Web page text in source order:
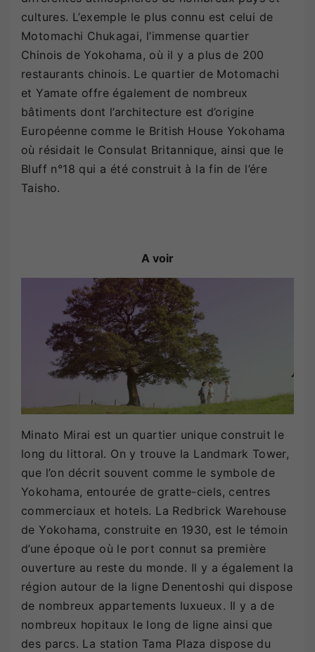
cultures. L’exemple le plus connu est celui de
Motomachi Chukagai, l’immense quartier
Chinois de Yokohama, où il y a plus de 200
restaurants chinois. Le quartier de Motomachi
et Yamate offre également de nombreux
bâtiments dont l’architecture est d’origine
Européenne comme le British House Yokohama
où résidait le Consulat Britannique, ainsi que le
Bluff n°18 qui a été construit à la fin de l’ére
Taisho.
A voir
Minato Mirai est un quartier unique construit le
long du littoral. On y trouve la Landmark Tower,
que l’on décrit souvent comme le symbole de
Yokohama, entourée de gratte-ciels, centres
commerciaux et hotels. La Redbrick Warehouse
de Yokohama, construite en 1930, est le témoin
d’une époque où le port connut sa première
ouverture au reste du monde. Il y a également la
région autour de la ligne Denentoshi qui dispose
de nombreux appartements luxueux. Il y a de
nombreux hopitaux le long de ligne ainsi que
des parcs. La station Tama Plaza dispose du